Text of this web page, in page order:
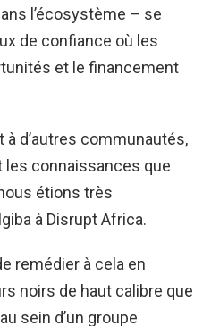
l’écosystème – se
de confiance où les
et le financement
d’autres communautés,
les connaissances que
étions très
à Disrupt Africa.
remédier à cela en
noirs de haut calibre que
sein d’un groupe